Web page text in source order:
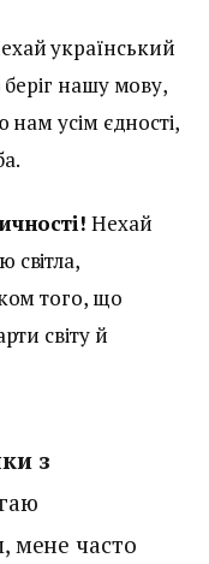
український
нашу мову,
усім єдності,
Нехай
того, що
світу й
з
мене часто